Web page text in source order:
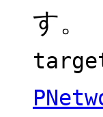
す。